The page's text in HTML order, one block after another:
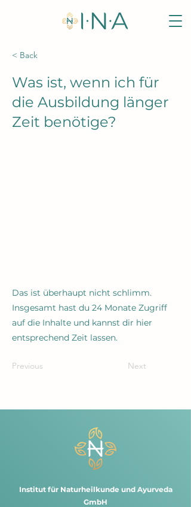
< Back
Was ist, wenn ich für
die Ausbildung länger
Zeit benötige?
Das ist überhaupt nicht schlimm.
Insgesamt hast du 24 Monate Zugriff
auf die Inhalte und kannst dir hier
entsprechend Zeit lassen.
Previous Next
Institut für Naturheilkunde und Ayurveda
GmbH